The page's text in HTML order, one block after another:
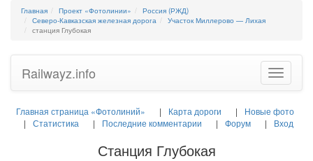
Главная Проект «Фотолинии»
Россия (РЖД)
Северо-Кавказская железная дорога
Участок Миллерово — Лихая
станция Глубокая
Toggle
Railwayz.info
Главная страница «Фотолиний» Карта дороги
Новые фото
Статистика
Последние комментарии Форум Вход
Станция Глубокая